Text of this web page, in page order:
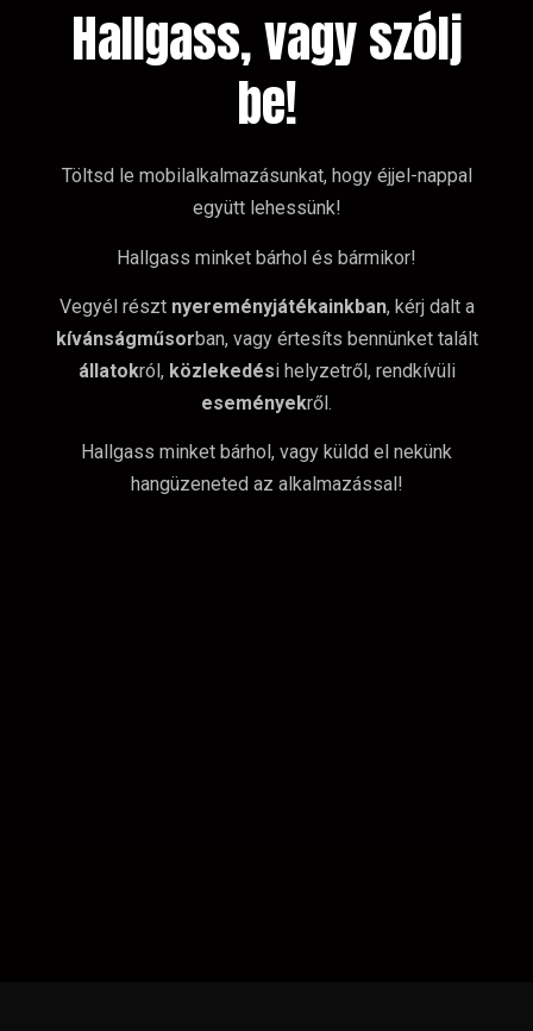
Hallgass, vagy szólj
be!
Töltsd le mobilalkalmazásunkat, hogy éjjel-nappal
együtt lehessünk!
Hallgass minket bárhol és bármikor!
Vegyél részt nyereményjátékainkban, kérj dalt a
kívánságműsorban, vagy értesíts bennünket talált
állatokról, közlekedési helyzetről, rendkívüli
eseményekről.
Hallgass minket bárhol, vagy küldd el nekünk
hangüzeneted az alkalmazással!